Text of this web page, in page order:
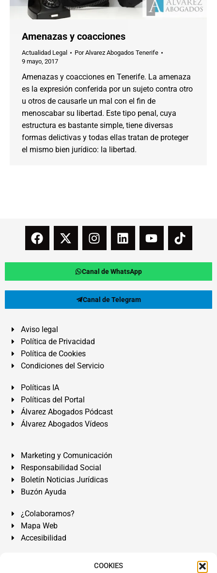
COOKIES
Amenazas y coacciones
Actualidad Legal PorAlvarez Abogados Tenerife
9 mayo, 2017
Amenazas y coacciones en Tenerife. La amenaza
es la expresión conferida por un sujeto contra otro
u otros de causarle un mal con el fin de
menoscabar su libertad. Este tipo penal, cuya
estructura es bastante simple, tiene diversas
formas delictivas y todas ellas tratan de proteger
el mismo bien jurídico: la libertad.
Canal de WhatsApp
Canal de Telegram
Aviso legal
Política de Privacidad
Política de Cookies
Condiciones del Servicio
Políticas IA
Políticas del Portal
Álvarez Abogados Pódcast
Álvarez Abogados Vídeos
Marketing y Comunicación
Responsabilidad Social
Boletín Noticias Jurídicas
Buzón Ayuda
¿Colaboramos?
Mapa Web
Accesibilidad
Álvarez Abogados Tenerife:Calle Teobaldo Power Nº 7,